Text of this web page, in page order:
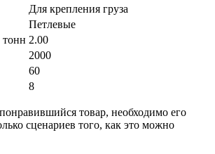
Для крепления груза
Петлевые
тонн 2.00
2000
60
8
товар, необходимо его
сценариев того, как это можно